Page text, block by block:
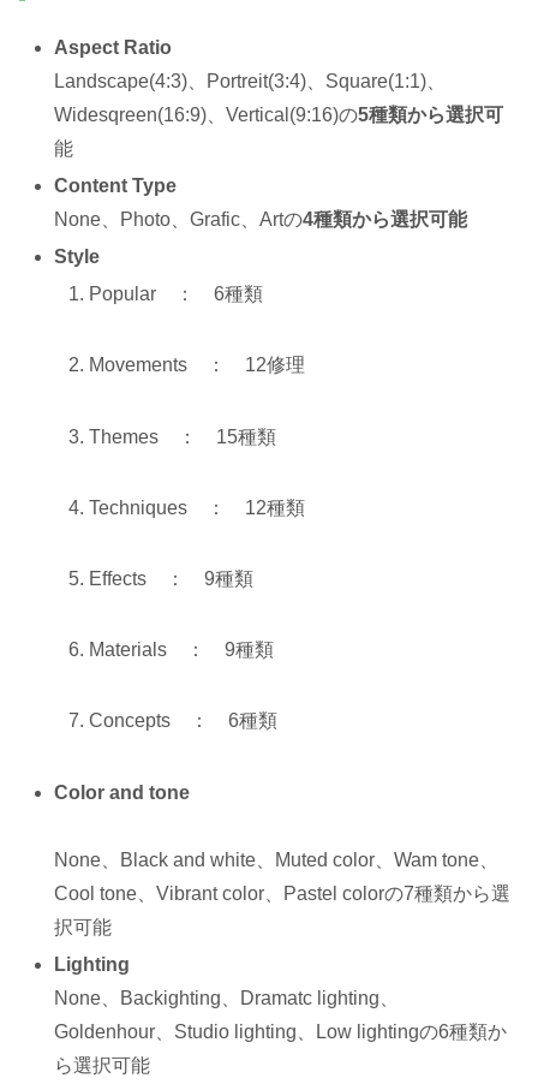
Aspect Ratio
Landscape(4:3)、Portreit(3:4)、Square(1:1)、
Widesqreen(16:9)、Vertical(9:16)の5種類から選択可
能
Content Type
None、Photo、Grafic、Artの4種類から選択可能
Style
Popular ： 6種類
Movements ： 12修理
Themes ： 15種類
Techniques ： 12種類
Effects ： 9種類
Materials ： 9種類
Concepts ： 6種類
Color and tone
None、Black and white、Muted color、Wam tone、
Cool tone、Vibrant color、Pastel colorの7種類から選
択可能
Lighting
None、Backighting、Dramatc lighting、
Goldenhour、Studio lighting、Low lightingの6種類か
ら選択可能